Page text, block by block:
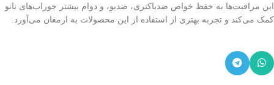
این مراقبت‌ها به حفظ خواص ضدباکتری، ضدبو، و دوام بیشتر جوراب‌های نانو
کمک می‌کند و تجربه بهتری از استفاده از این محصولات به ارمغان می‌آورد.